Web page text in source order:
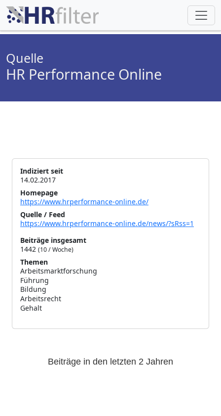
Quelle
HR Performance Online
Indiziert seit
14.02.2017
Homepage
https://www.hrperformance-online.de/
Quelle / Feed
https://www.hrperformance-online.de/news/?sRss=1
Beiträge insgesamt
1442 (10 / Woche)
Themen
Arbeitsmarktforschung
Führung
Bildung
Arbeitsrecht
Gehalt
Beiträge in den letzten 2 Jahren